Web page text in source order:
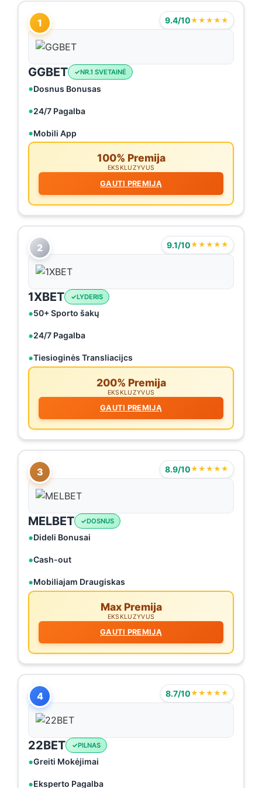
1 9.4/10★★★★★
GGBET NR.1 SVETAINĖ
Dosnus Bonusas
24/7 Pagalba
Mobili App
100% Premija
EKSKLUZYVUS
GAUTI PREMIJĄ
2 9.1/10★★★★★
1XBET LYDERIS
50+ Sporto šakų
24/7 Pagalba
Tiesioginės Transliacijcs
200% Premija
EKSKLUZYVUS
GAUTI PREMIJĄ
3 8.9/10★★★★★
MELBET DOSNUS
Dideli Bonusai
Cash-out
Mobiliajam Draugiskas
Max Premija
EKSKLUZYVUS
GAUTI PREMIJĄ
4 8.7/10★★★★★
22BET PILNAS
Greiti Mokėjimai
Eksperto Pagalba